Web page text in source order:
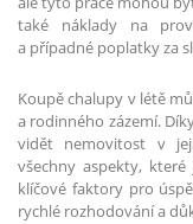
také náklady na
a případné poplatky za
Koupě chalupy v létě
a rodinného zázemí.
vidět nemovitost v
všechny aspekty,
klíčové faktory pro
rychlé rozhodování a